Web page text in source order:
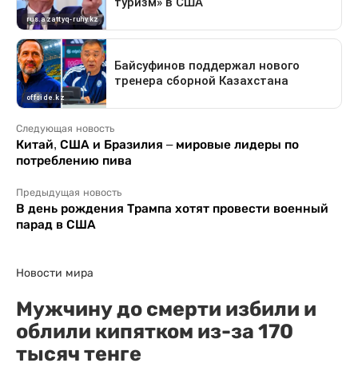
Следующая новость
Китай, США и Бразилия – мировые лидеры по
потреблению пива
Предыдущая новость
В день рождения Трампа хотят провести военный
парад в США
Новости мира
Мужчину до смерти избили и
облили кипятком из-за 170
тысяч тенге